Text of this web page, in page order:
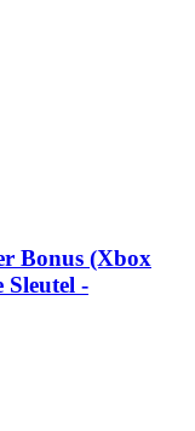
Bonus (Xbox
Sleutel -